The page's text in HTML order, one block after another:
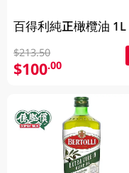
百得利純正橄欖油 1L
$213.50
$100.00